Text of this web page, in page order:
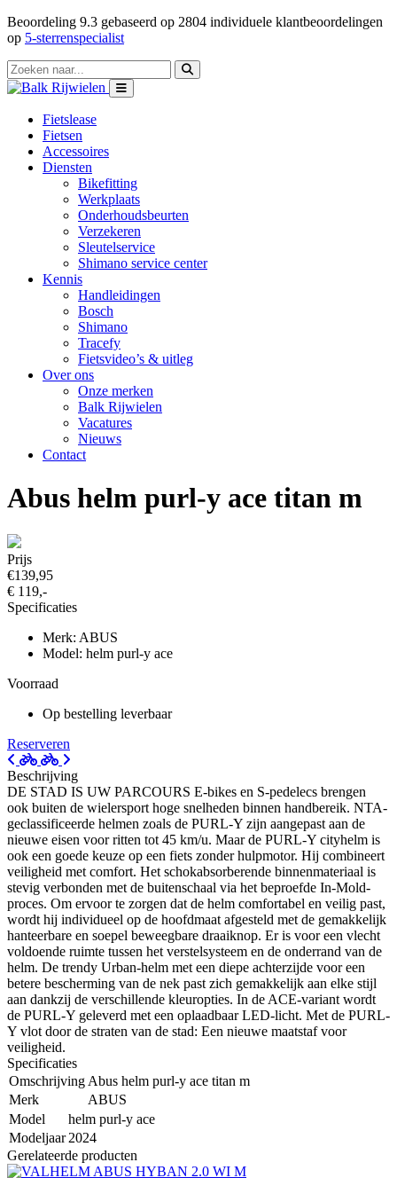
Beoordeling 9.3 gebaseerd op 2804 individuele klantbeoordelingen
op 5-sterrenspecialist
Fietslease
Fietsen
Accessoires
Diensten
Bikefitting
Werkplaats
Onderhoudsbeurten
Verzekeren
Sleutelservice
Shimano service center
Kennis
Handleidingen
Bosch
Shimano
Tracefy
Fietsvideo’s & uitleg
Over ons
Onze merken
Balk Rijwielen
Vacatures
Nieuws
Contact
Abus helm purl-y ace titan m
Prijs
€139,95
€ 119,-
Specificaties
Merk: ABUS
Model: helm purl-y ace
Voorraad
Op bestelling leverbaar
Reserveren
Beschrijving
DE STAD IS UW PARCOURS E-bikes en S-pedelecs brengen
ook buiten de wielersport hoge snelheden binnen handbereik. NTA-
geclassificeerde helmen zoals de PURL-Y zijn aangepast aan de
nieuwe eisen voor ritten tot 45 km/u. Maar de PURL-Y cityhelm is
ook een goede keuze op een fiets zonder hulpmotor. Hij combineert
veiligheid met comfort. Het schokabsorberende binnenmateriaal is
stevig verbonden met de buitenschaal via het beproefde In-Mold-
proces. Om ervoor te zorgen dat de helm comfortabel en veilig past,
wordt hij individueel op de hoofdmaat afgesteld met de gemakkelijk
hanteerbare en soepel beweegbare draaiknop. Er is voor een vlecht
voldoende ruimte tussen het verstelsysteem en de onderrand van de
helm. De trendy Urban-helm met een diepe achterzijde voor een
betere bescherming van de nek past zich gemakkelijk aan elke stijl
aan dankzij de verschillende kleuropties. In de ACE-variant wordt
de PURL-Y geleverd met een oplaadbaar LED-licht. Met de PURL-
Y vlot door de straten van de stad: Een nieuwe maatstaf voor
veiligheid.
Specificaties
Omschrijving Abus helm purl-y ace titan m
Merk
ABUS
Model
helm purl-y ace
Modeljaar 2024
Gerelateerde producten